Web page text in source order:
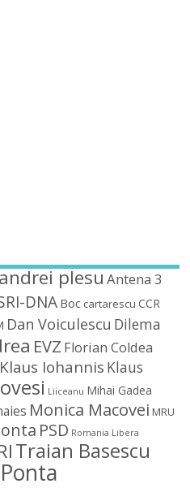
plesuAntena 3
DNA Boc cartarescu CCR
Dan Voiculescu Dilema
EVZ Florian Coldea
Klaus Iohannis Klaus
Liiceanu Mihai Gadea
Monica Macovei MRU
PSD Romania Libera
Traian Basescu